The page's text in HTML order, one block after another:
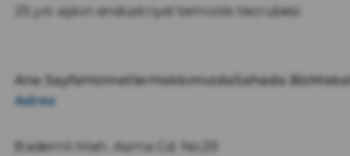
25 yılı aşkın endüstriyel temizlik tecrübesi
Ana SayfaHizmetlerHakkımızdaSahada Biz
Adres
Bademli Mah. Asma Cd. No:29